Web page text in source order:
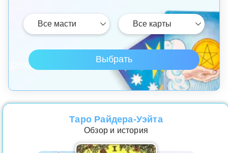
Таро Райдера-Уэйта
Обзор и история